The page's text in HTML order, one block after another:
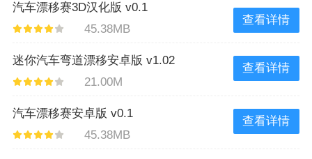
汽车漂移赛3D汉化版 v0.1
45.38MB
查看详情
迷你汽车弯道漂移安卓版 v1.02
21.00M
查看详情
汽车漂移赛安卓版 v0.1
45.38MB
查看详情